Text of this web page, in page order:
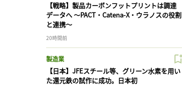
【戦略】製品カーボンフットプリントは調達
データへ 〜PACT・Catena-X・ウラノスの役割
と連携〜
20時間前
製造業
【日本】JFEスチール等、グリーン水素を用い
た還元鉄の試作に成功。日本初